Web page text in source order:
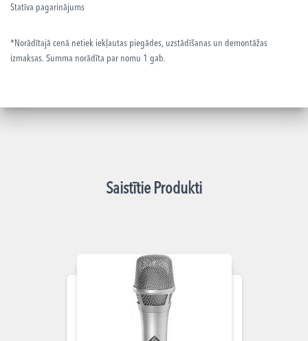
Statīva pagarinājums
*Norādītajā cenā netiek iekļautas piegādes, uzstādīšanas un demontāžas
izmaksas. Summa norādīta par nomu 1 gab.
Saistītie Produkti